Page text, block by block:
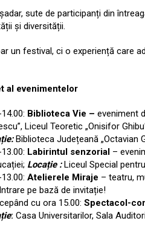
sute de participanți din
și diversității.
un festival, ci o experiență care
al evenimentelor
Biblioteca Vie – eveniment
Liceul Teoretic „Onisifor
Biblioteca Județeană „Octavian
Labirintul senzorial –
Locație :Liceul Special
Atelierele Miraje – teatru,
Intrare pe bază de invitație!
cu ora 15.00: Spectacol-
: Casa Universitarilor, Sala